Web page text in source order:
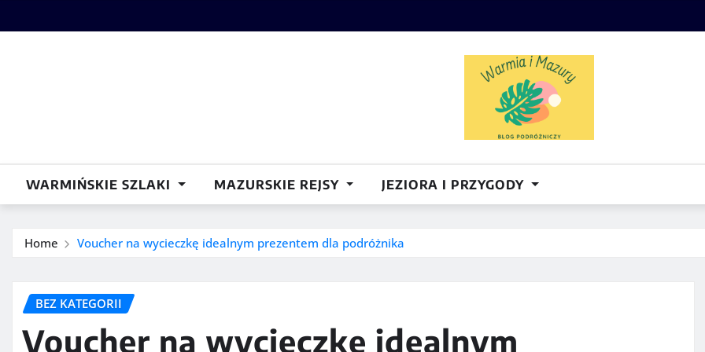
to
WARMIŃSKIE SZLAKI MAZURSKIE REJSY JEZIORA I PRZYGODY
Home Voucher na wycieczkę idealnym prezentem dla podróżnika
BEZ KATEGORII
Voucher na wycieczkę idealnym